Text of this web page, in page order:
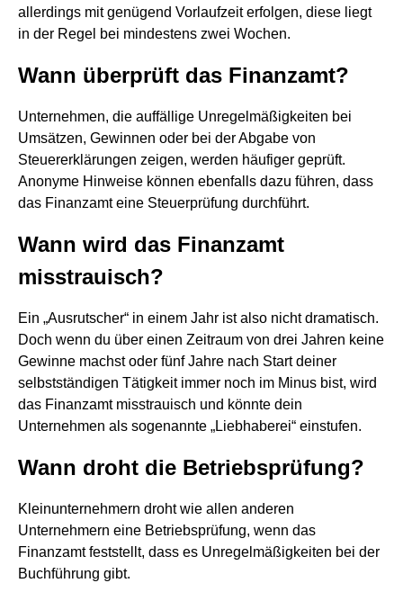
allerdings mit genügend Vorlaufzeit erfolgen, diese liegt
in der Regel bei mindestens zwei Wochen.
Wann überprüft das Finanzamt?
Unternehmen, die auffällige Unregelmäßigkeiten bei
Umsätzen, Gewinnen oder bei der Abgabe von
Steuererklärungen zeigen, werden häufiger geprüft.
Anonyme Hinweise können ebenfalls dazu führen, dass
das Finanzamt eine Steuerprüfung durchführt.
Wann wird das Finanzamt
misstrauisch?
Ein „Ausrutscher“ in einem Jahr ist also nicht dramatisch.
Doch wenn du über einen Zeitraum von drei Jahren keine
Gewinne machst oder fünf Jahre nach Start deiner
selbstständigen Tätigkeit immer noch im Minus bist, wird
das Finanzamt misstrauisch und könnte dein
Unternehmen als sogenannte „Liebhaberei“ einstufen.
Wann droht die Betriebsprüfung?
Kleinunternehmern droht wie allen anderen
Unternehmern eine Betriebsprüfung, wenn das
Finanzamt feststellt, dass es Unregelmäßigkeiten bei der
Buchführung gibt.